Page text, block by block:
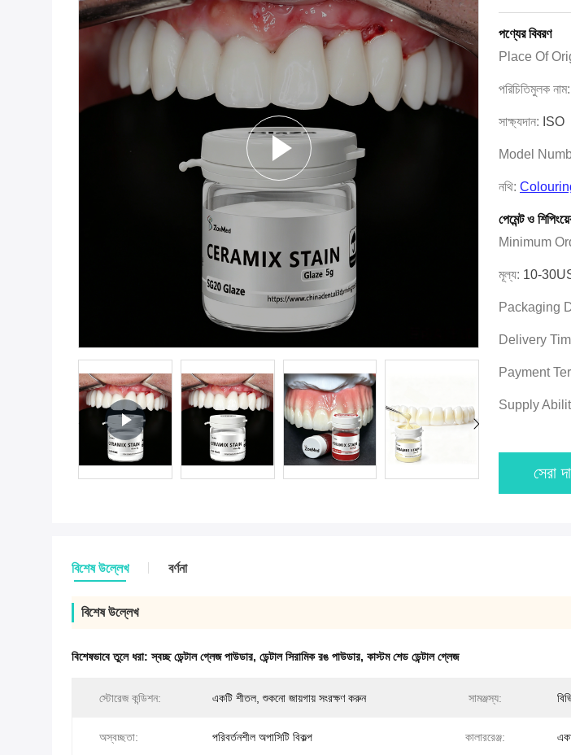
পণ্যের বিবরণ
Place Of
পরিচিতিমুলক নাম:
সাক্ষ্যদান: ISO
Model
নথি:
পেমেন্ট ও
Minimum
মূল্য: 10-
Packaging
Delivery
Payment
Supply
সেরা
বিশেষ উল্লেখ বর্ণনা
বিশেষ উল্লেখ
বিশেষভাবে তুলে ধরা:স্বচ্ছ ডেন্টাল গ্লেজ পাউডার, ডেন্টাল সিরামিক রঙ পাউডার, কাস্টম শেড ডেন্টাল গ্লেজ
স্টোরেজ কন্ডিশন: একটি শীতল, শুকনো জায়গায় সংরক্ষণ করুন সামঞ্জস্য:
অস্বচ্ছতা: পরিবর্তনশীল অপাসিটি বিকল্প কালাররেঞ্জ: